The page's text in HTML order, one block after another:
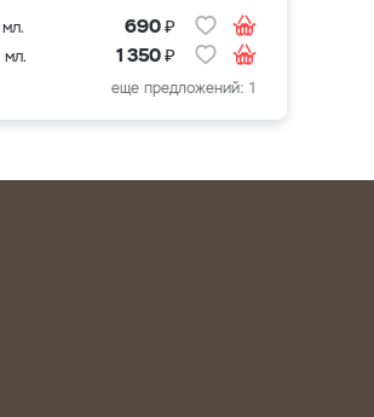
690₽
1 350₽
еще предложений: 1